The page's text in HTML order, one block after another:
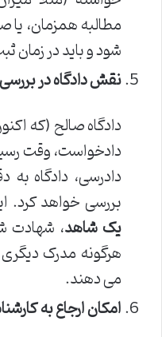
مطالبه همزمان،
شود و باید در زمان
نقش دادگاه در
دادگاه صالح (که
دادخواست، وقت
دادرسی، دادگاه
بررسی خواهد کرد.
یک شاهد، شهادت
هرگونه مدرک
می دهند.
امکان ارجاع به